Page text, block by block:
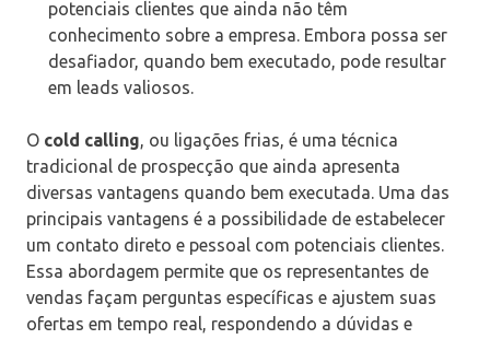
potenciais clientes que ainda não têm
conhecimento sobre a empresa. Embora possa ser
desafiador, quando bem executado, pode resultar
em leads valiosos.
O cold calling, ou ligações frias, é uma técnica
tradicional de prospecção que ainda apresenta
diversas vantagens quando bem executada. Uma das
principais vantagens é a possibilidade de estabelecer
um contato direto e pessoal com potenciais clientes.
Essa abordagem permite que os representantes de
vendas façam perguntas específicas e ajustem suas
ofertas em tempo real, respondendo a dúvidas e